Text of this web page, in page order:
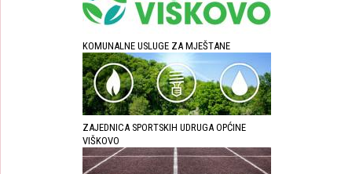
KOMUNALNE USLUGE ZA MJEŠTANE
ZAJEDNICA SPORTSKIH UDRUGA OPĆINE
VIŠKOVO